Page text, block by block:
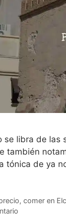
se libra de las
también
tónica de ya
, comer en